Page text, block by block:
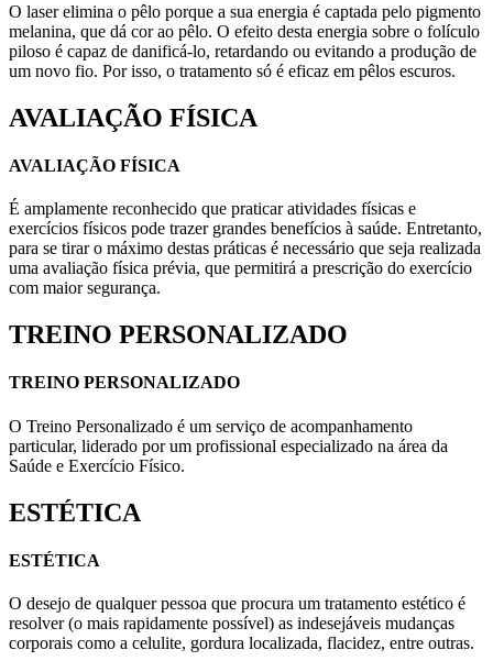
O laser elimina o pêlo porque a sua energia é captada pelo pigmento
melanina, que dá cor ao pêlo. O efeito desta energia sobre o folículo
piloso é capaz de danificá-lo, retardando ou evitando a produção de
um novo fio. Por isso, o tratamento só é eficaz em pêlos escuros.
AVALIAÇÃO FÍSICA
AVALIAÇÃO FÍSICA
É amplamente reconhecido que praticar atividades físicas e
exercícios físicos pode trazer grandes benefícios à saúde. Entretanto,
para se tirar o máximo destas práticas é necessário que seja realizada
uma avaliação física prévia, que permitirá a prescrição do exercício
com maior segurança.
TREINO PERSONALIZADO
TREINO PERSONALIZADO
O Treino Personalizado é um serviço de acompanhamento
particular, liderado por um profissional especializado na área da
Saúde e Exercício Físico.
ESTÉTICA
ESTÉTICA
O desejo de qualquer pessoa que procura um tratamento estético é
resolver (o mais rapidamente possível) as indesejáveis mudanças
corporais como a celulite, gordura localizada, flacidez, entre outras.